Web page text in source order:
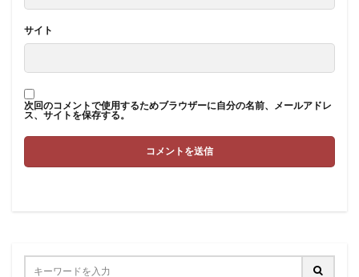
サイト
次回のコメントで使用するためブラウザーに自分の名前、メールアドレ
ス、サイトを保存する。